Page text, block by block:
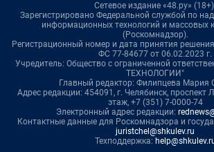
Сетевое издание «48.ру»
Зарегистрировано Федеральной службой по
информационных технологий и массовых
(Роскомнадзор).
Регистрационный номер и дата принятия
ФС 77-84677 от 06.02.2023 г.
Учредитель: Общество с ограниченной
ТЕХНОЛОГИИ"
Главный редактор: Филипцева Мария
Адрес редакции: 454091, г. Челябинск, проспект
этаж, +7 (351) 7-0000-74
Электронный адрес редакции:
Контактные данные для Роскомнадзора и
juristchel@shkulev.ru
Техподдержка: